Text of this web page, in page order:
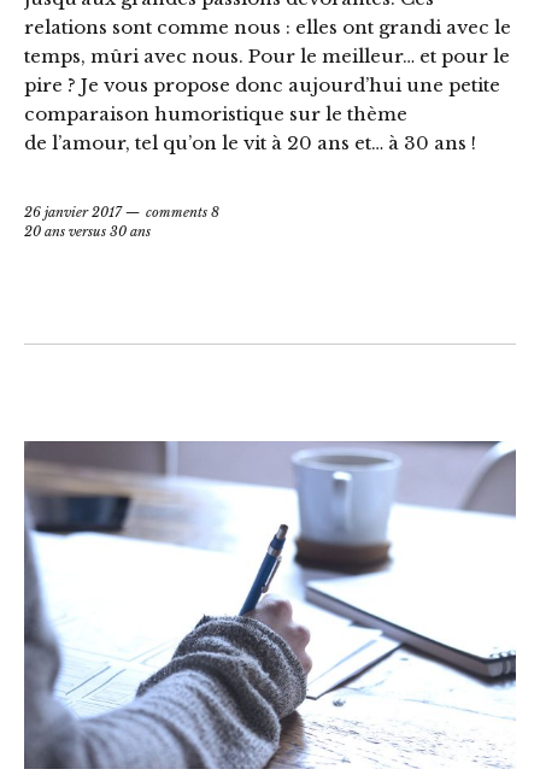
relations sont comme nous : elles ont grandi avec le
temps, mûri avec nous. Pour le meilleur… et pour le
pire ? Je vous propose donc aujourd’hui une petite
comparaison humoristique sur le thème
de l’amour, tel qu’on le vit à 20 ans et… à 30 ans !
26 janvier 2017
comments 8
20 ans versus 30 ans